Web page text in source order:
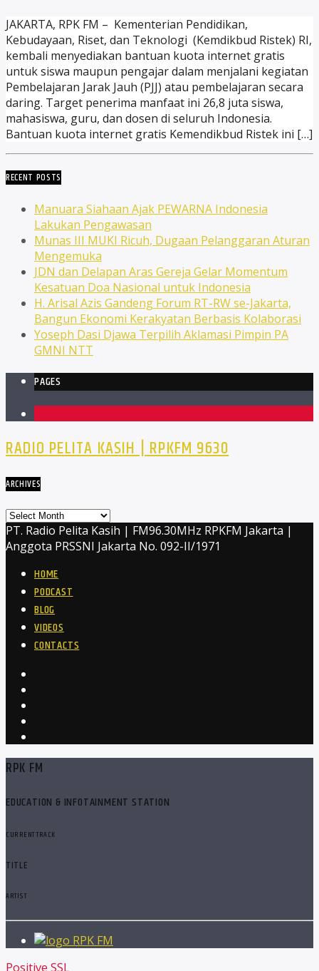
JAKARTA, RPK FM – Kementerian Pendidikan,
Kebudayaan, Riset, dan Teknologi (Kemdikbud Ristek) RI,
kembali menyediakan bantuan kuota internet gratis
untuk siswa maupun pengajar dalam menjalani kegiatan
Pembelajaran Jarak Jauh (PJJ) atau pembelajaran secara
daring. Target penerima manfaat ini 26,8 juta siswa,
mahasiswa, guru, dan dosen di seluruh Indonesia.
Bantuan kuota internet gratis Kemendikbud Ristek ini […]
RECENT POSTS
Manuara Siahaan Ajak PEWARNA Indonesia
Lakukan Pengawasan
Munas III MUKI Ricuh, Dugaan Pelanggaran Aturan
Mengemuka
JDN dan Delapan Aras Gereja Gelar Momentum
Kesatuan Doa Nasional untuk Indonesia
H. Arisal Azis Gandeng Forum RT-RW se-Jakarta,
Bangun Ekonomi Kerakyatan Berbasis Kolaborasi
Yoseph Dasi Djawa Terpilih Aklamasi Pimpin PA
GMNI NTT
PAGES
RADIO PELITA KASIH | RPKFM 9630
ARCHIVES
Archives
PT. Radio Pelita Kasih | FM96.30MHz RPKFM Jakarta |
Anggota PRSSNI Jakarta No. 092-II/1971
HOME
PODCAST
BLOG
VIDEOS
CONTACTS
RPK FM
EDUCATION & INFOTAINMENT STATION
CURRENT TRACK
TITLE
ARTIST
RPK FM
Positive SSL